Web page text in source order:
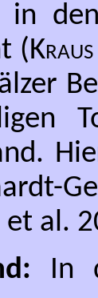
in
(Kraus
et al.
In